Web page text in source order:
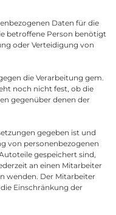
Daten für die
betroffene Person benötigt
oder Verteidigung von
die Verarbeitung gem.
noch nicht fest, ob die
gegenüber denen der
gegeben ist und
von personenbezogenen
gespeichert sind,
an einen Mitarbeiter
wenden. Der Mitarbeiter
Einschränkung der